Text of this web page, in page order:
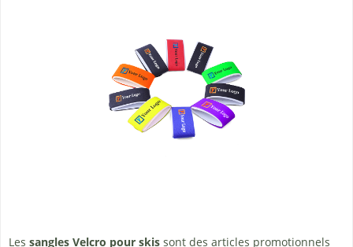
Les sangles Velcro pour skis sont des articles promotionnels